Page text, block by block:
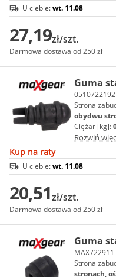
U ciebie:wt. 11.08
27,19zł/szt.
Darmowa dostawa od 250 zł
Guma
0510722192
Strona
obydwu
Ciężar [kg]:
Rozwiń
Kup na raty
U ciebie:wt. 11.08
20,51zł/szt.
Darmowa dostawa od 250 zł
Guma
MAX722911
Strona
stronach,